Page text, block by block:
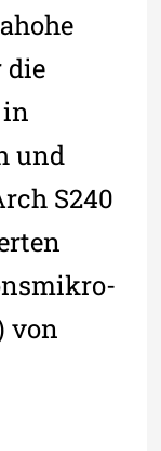
die
in
und
S240
von